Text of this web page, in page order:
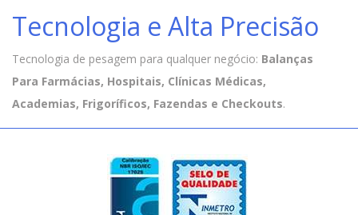
Tecnologia e Alta Precisão
Tecnologia de pesagem para qualquer negócio: Balanças
Para Farmácias, Hospitais, Clínicas Médicas,
Academias, Frigoríficos, Fazendas e Checkouts.